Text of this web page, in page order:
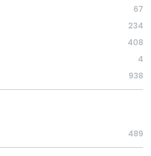
67
234
408
4
938
489